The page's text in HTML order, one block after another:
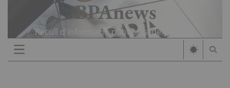
content
BPAnews
Recull d'informació publicada del cas BPA